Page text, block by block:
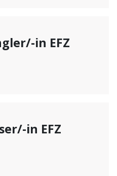
in EFZ
in EFZ